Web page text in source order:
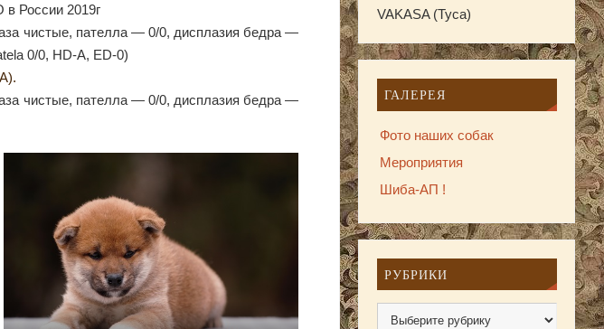
в России 2019г
чистые, пателла — 0/0, дисплазия бедра —
0/0, HD-A, ED-0)
чистые, пателла — 0/0, дисплазия бедра —
VAKASA (Туса)
ГАЛЕРЕЯ
Фото наших собак
Мероприятия
Шиба-АП !
РУБРИКИ